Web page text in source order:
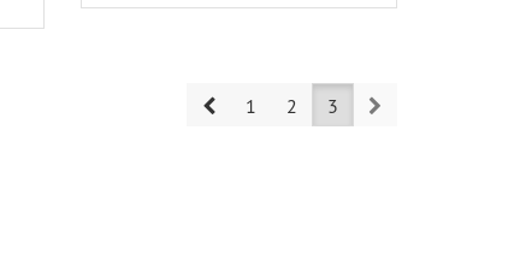
Prev1 2 3